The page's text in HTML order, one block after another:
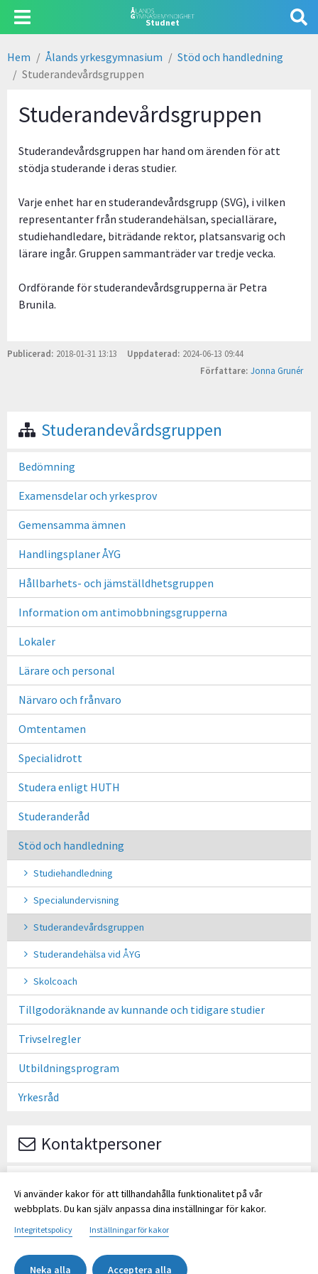
Hoppa
till
Studnet Användarmeny
Länkstig
Hem Ålands yrkesgymnasium
Stöd och handledning
Studerandevårdsgruppen
Studerandevårdsgruppen
Studerandevårdsgruppen har hand om ärenden för att
stödja studerande i deras studier.
Varje enhet har en studerandevårdsgrupp (SVG), i vilken
representanter från studerandehälsan, speciallärare,
studiehandledare, biträdande rektor, platsansvarig och
lärare ingår. Gruppen sammanträder var tredje vecka.
Ordförande för studerandevårdsgrupperna är Petra
Brunila.
Publicerad 2018-01-31 13:13 Uppdaterad 2024-06-13 09:44
Författare Jonna Grunér
Studerandevårdsgruppen
Bedömning
Examensdelar och yrkesprov
Gemensamma ämnen
Handlingsplaner ÅYG
Hållbarhets- och jämställdhetsgruppen
Information om antimobbningsgrupperna
Lokaler
Lärare och personal
Närvaro och frånvaro
Omtentamen
Specialidrott
Studera enligt HUTH
Studeranderåd
Stöd och handledning
Studiehandledning
Specialundervisning
Studerandevårdsgruppen
Studerandehälsa vid ÅYG
Skolcoach
Tillgodoräknande av kunnande och tidigare studier
Trivselregler
Utbildningsprogram
Yrkesråd
Kontaktpersoner
LIA-samordnare
Penilla.Eriksson@gymnasium.ax
Vi använder kakor för att tillhandahålla funktionalitet på vår
webbplats. Du kan själv anpassa dina inställningar för kakor.
Integritetspolicy Inställningar för kakor
Neka alla Acceptera alla